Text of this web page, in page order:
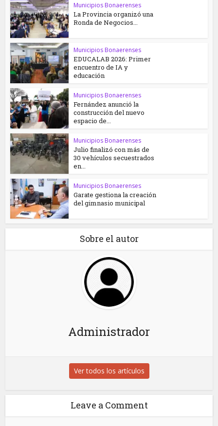
Municipios Bonaerenses
La Provincia organizó una
Ronda de Negocios...
Municipios Bonaerenses
EDUCALAB 2026: Primer
encuentro de IA y
educación
Municipios Bonaerenses
Fernández anunció la
construcción del nuevo
espacio de...
Municipios Bonaerenses
Julio finalizó con más de
30 vehículos secuestrados
en...
Municipios Bonaerenses
Garate gestiona la creación
del gimnasio municipal
Sobre el autor
Administrador
Ver todos los artículos
Leave a Comment